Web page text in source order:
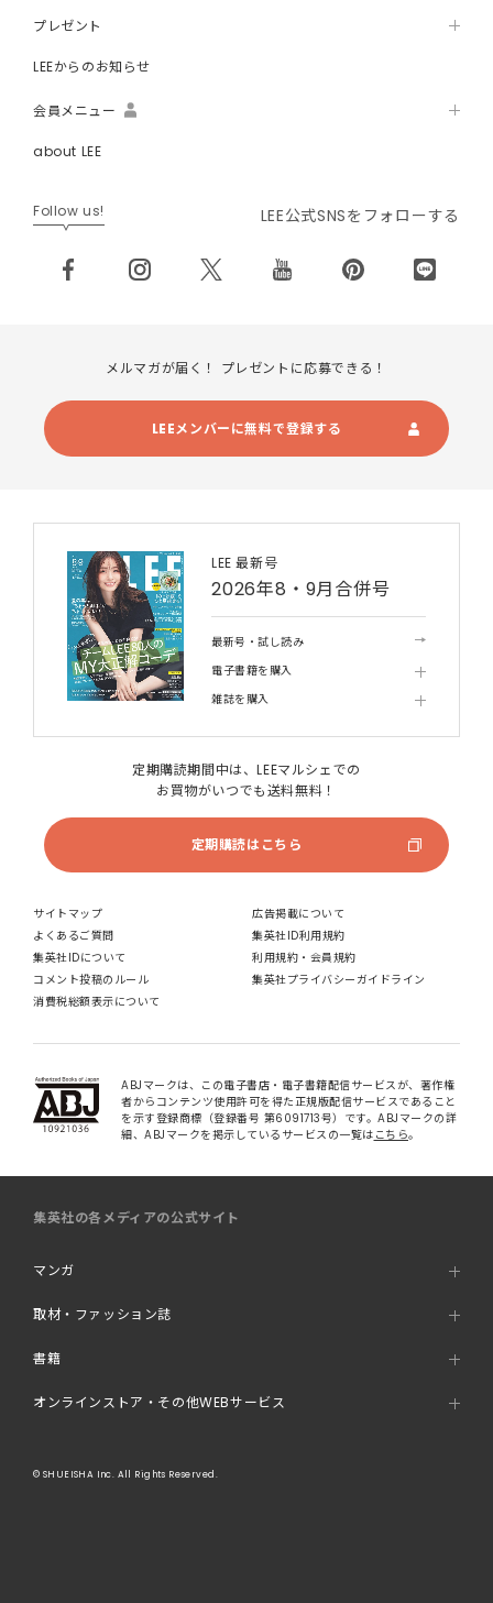
プレゼント
LEEからのお知らせ
会員メニュー
about LEE
Follow us! LEE公式SNSをフォローする
メルマガが届く！ プレゼントに応募できる！
LEEメンバーに無料で登録する
LEE 最新号
2026年8・9月合併号
最新号・試し読み
電子書籍を購入
雑誌を購入
定期購読期間中は、LEEマルシェでの
お買物がいつでも送料無料！
定期購読はこちら
サイトマップ
広告掲載について
よくあるご質問
集英社ID利用規約
集英社IDについて
利用規約・会員規約
コメント投稿のルール
集英社プライバシーガイドライン
消費税総額表示について
ABJマークは、この電子書店・電子書籍配信サービスが、著作権
者からコンテンツ使用許可を得た正規版配信サービスであること
を示す登録商標（登録番号 第6091713号）です。ABJマークの詳
細、ABJマークを掲示しているサービスの一覧は こちら。
集英社の各メディアの公式サイト
マンガ
取材・ファッション誌
書籍
オンラインストア・その他WEBサービス
© SHUEISHA Inc. All Rights Reserved.